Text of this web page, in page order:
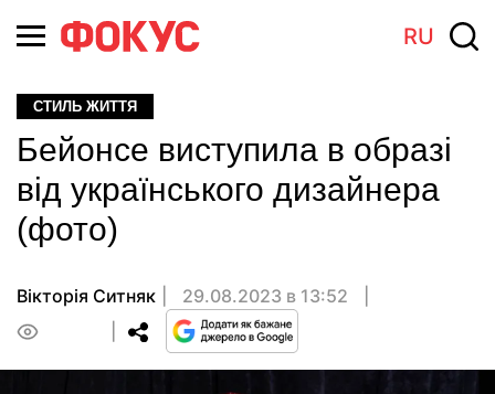
RU
СТИЛЬ ЖИТТЯ
Бейонсе виступила в образі
від українського дизайнера
(фото)
Вікторія Ситняк
29.08.2023 в 13:52